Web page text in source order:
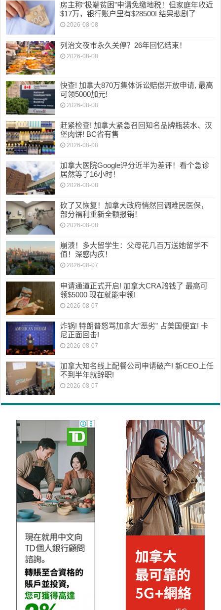
房主称“极端贫困”申请免缴地税！但家庭年收近
$17万，银行账户里有$28500! 结果悲剧了
2026-08-08
列治文夜市永久关停？26年回忆结束！
2026-08-08
快查! 加拿大870万集体诉讼赔偿开放申请, 最高
可领5000加元!
2026-08-08
赶紧检查! 加拿大紧急召回知名品牌瓶装水、汉
堡肉饼! BC省有售
2026-08-08
加拿大医院Google评分近半为差评！看个急诊
居然等了16小时！
2026-08-08
砍了又恢复！加拿大政府悄然回调难民医保，
部分福利重新全额报销！
2026-08-08
崩溃！多大留学生：父母花几百万送她留学不
值！深感内疚！
2026-08-07
申请通道正式开启! 加拿大CRA赔钱了 最高可
领$5000 现在就能申领!
2026-08-07
炸锅! 特朗普怒骂加拿大”恶劣” 占美国便宜! 卡
尼正面回击!
2026-08-07
加拿大知名线上配餐公司申请破产! 新CEO上任
不到半年就辞职!
2026-08-07